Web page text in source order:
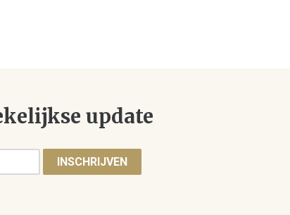
update
INSCHRIJVEN